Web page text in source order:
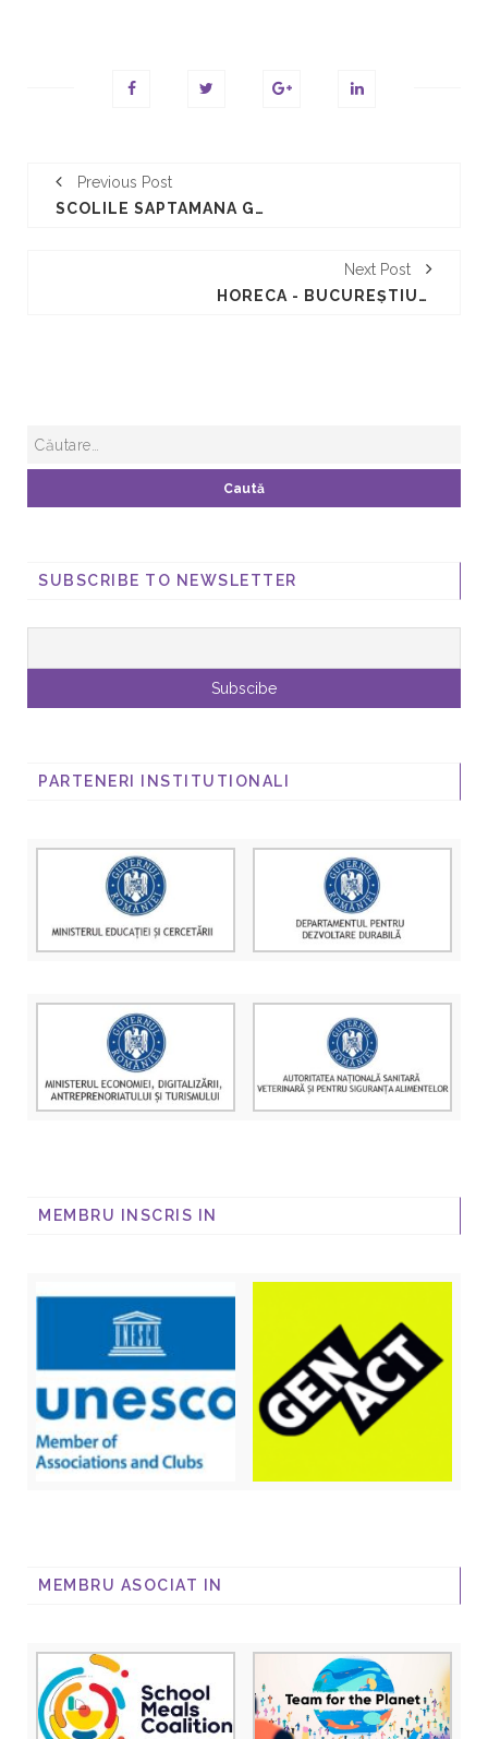
Previous Post
SCOLILE SAPTAMANA GUSTULUI
Next Post
HORECA - BUCUREŞTIUL GĂZDUIEŞTE "SĂPTĂMÂNA GUSTULUI”
SUBSCRIBE TO NEWSLETTER
PARTENERI INSTITUTIONALI
MEMBRU INSCRIS IN
MEMBRU ASOCIAT IN